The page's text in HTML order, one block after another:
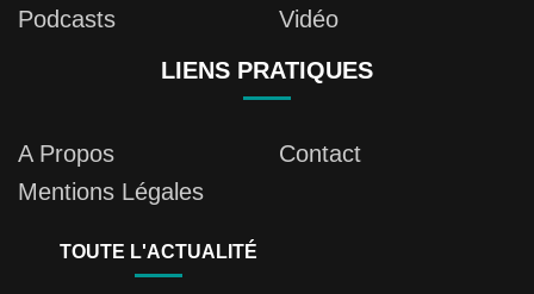
Podcasts
Vidéo
LIENS PRATIQUES
A Propos
Contact
Mentions Légales
TOUTE L'ACTUALITÉ